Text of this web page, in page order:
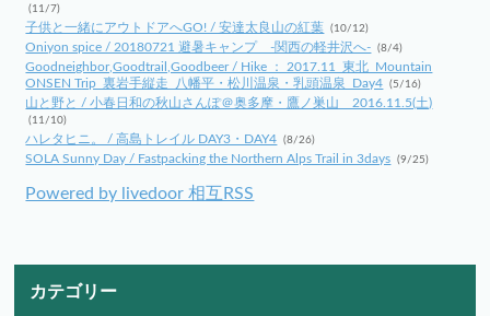
(11/7)
子供と一緒にアウトドアへGO! / 安達太良山の紅葉 (10/12)
Oniyon spice / 20180721 避暑キャンプ -関西の軽井沢へ- (8/4)
Goodneighbor,Goodtrail,Goodbeer / Hike ： 2017.11_東北_Mountain
ONSEN Trip_裏岩手縦走_八幡平・松川温泉・乳頭温泉_Day4 (5/16)
山と野と / 小春日和の秋山さんぽ＠奥多摩・鷹ノ巣山 2016.11.5(土)
(11/10)
ハレタヒニ。 / 高島トレイル DAY3・DAY4 (8/26)
SOLA Sunny Day / Fastpacking the Northern Alps Trail in 3days (9/25)
Powered by livedoor 相互RSS
カテゴリー